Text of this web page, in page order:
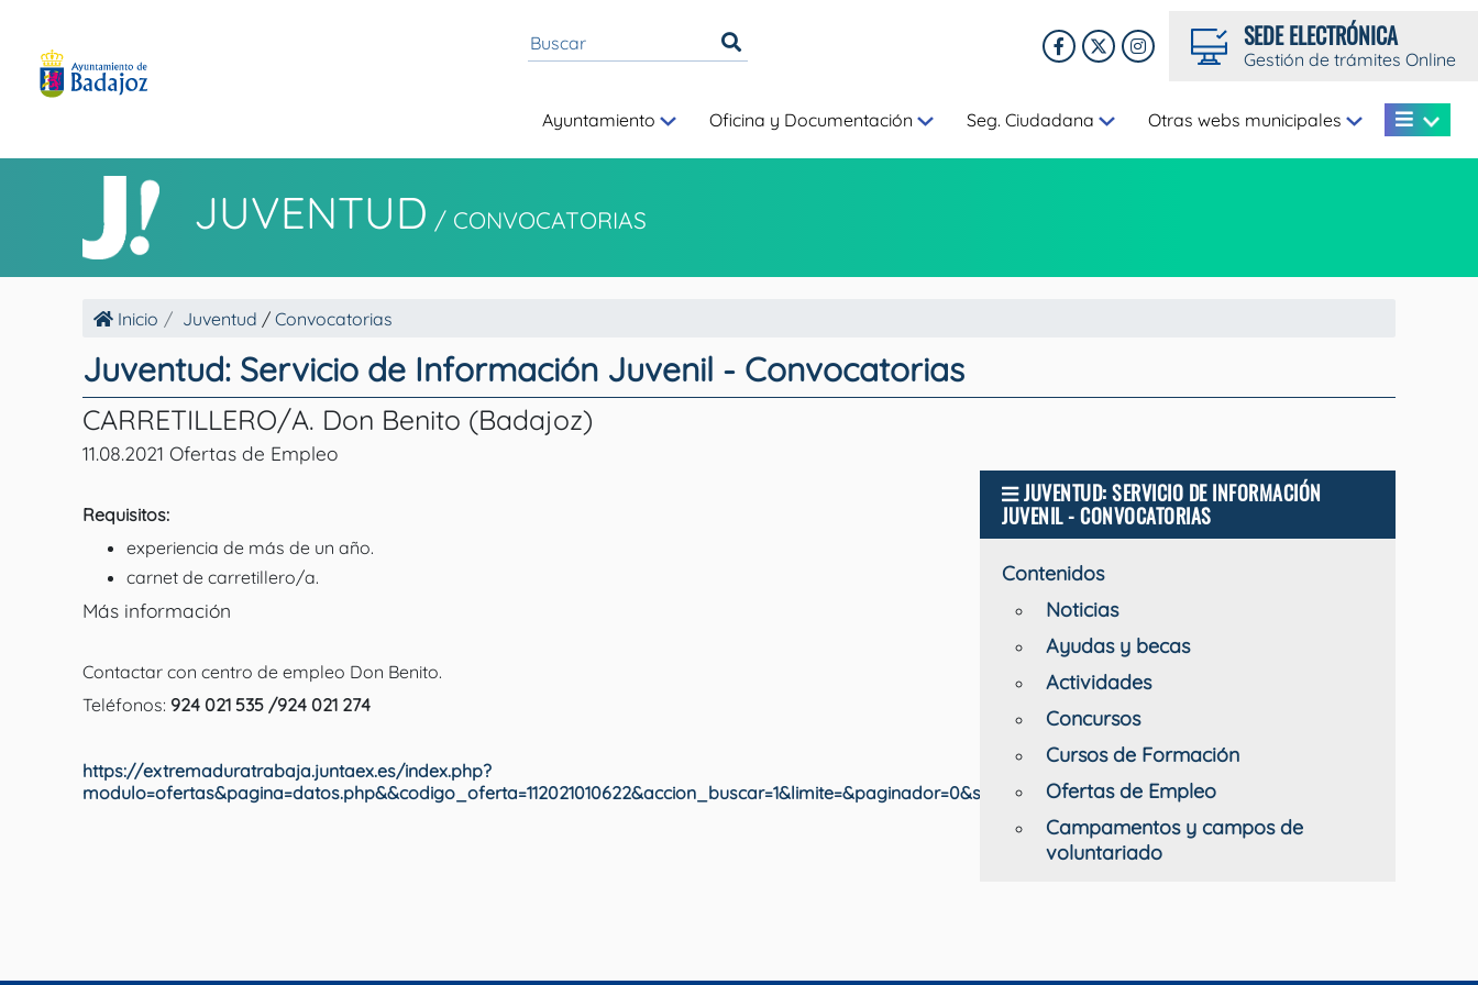
SEDE ELECTRÓNICA
Gestión de trámites Online
Ayuntamiento Oficina y Documentación Seg. Ciudadana Otras webs municipales
JUVENTUD / CONVOCATORIAS
Inicio Juventud / Convocatorias
Juventud: Servicio de Información Juvenil - Convocatorias
CARRETILLERO/A. Don Benito (Badajoz)
11.08.2021 Ofertas de Empleo
Requisitos:
experiencia de más de un año.
carnet de carretillero/a.
Más información
Contactar con centro de empleo Don Benito.
Teléfonos: 924 021 535 /924 021 274
https://extremaduratrabaja.juntaex.es/index.php?
modulo=ofertas&pagina=datos.php&&codigo_oferta=112021010622&accion_buscar=1&limite=&paginador=0&ssid=3R9Y3F08H2
JUVENTUD: SERVICIO DE INFORMACIÓN
JUVENIL - CONVOCATORIAS
Contenidos
Noticias
Ayudas y becas
Actividades
Concursos
Cursos de Formación
Ofertas de Empleo
Campamentos y campos de
voluntariado